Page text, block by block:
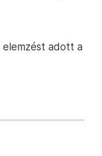
elemzést adott a